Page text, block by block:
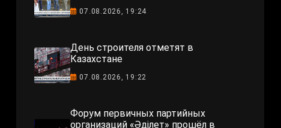
07.08.2026, 19:24
День строителя отметят в
Казахстане
07.08.2026, 19:22
Форум первичных партийных
организаций «Әділет» прошёл в